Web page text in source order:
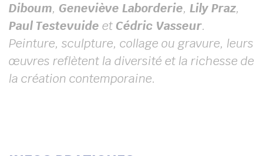
Diboum, Geneviève Laborderie, Lily Praz,
Paul Testevuide et Cédric Vasseur.
Peinture, sculpture, collage ou gravure, leurs
œuvres reflètent la diversité et la richesse de
la création contemporaine.